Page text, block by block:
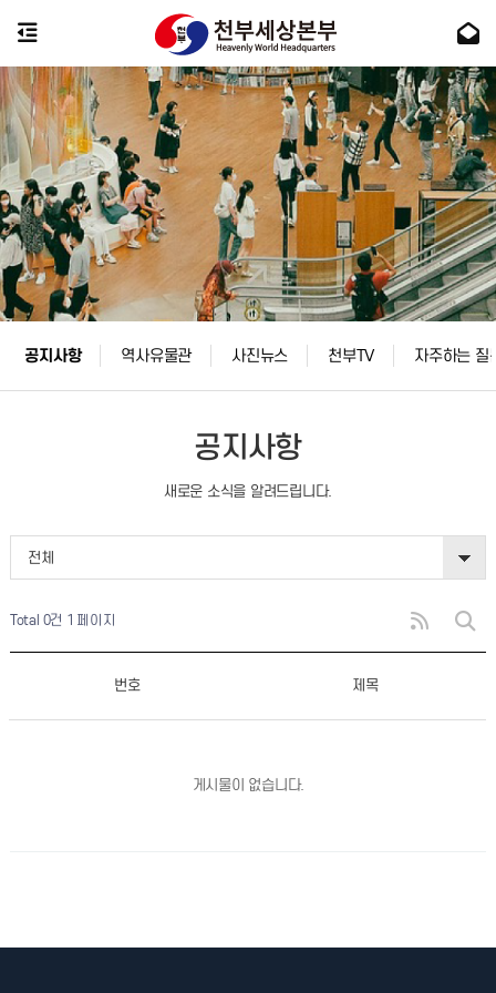
공지사항 역사유물관 사진뉴스 천부TV 자주하는 질
공지사항
새로운 소식을 알려드립니다.
전체
Total 0건 1 페이지
번호 제목
게시물이 없습니다.